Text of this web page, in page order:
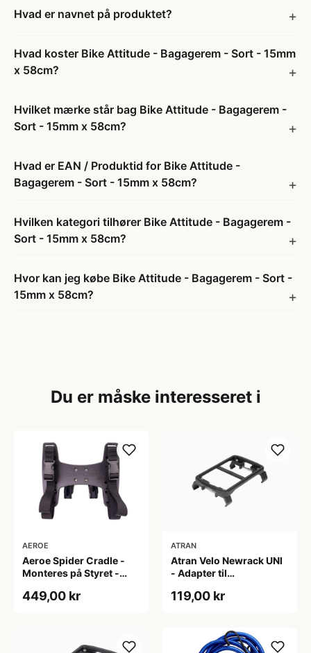
Hvad er navnet på produktet?
Hvad koster Bike Attitude - Bagagerem - Sort - 15mm
x 58cm?
Hvilket mærke står bag Bike Attitude - Bagagerem -
Sort - 15mm x 58cm?
Hvad er EAN / Produktid for Bike Attitude -
Bagagerem - Sort - 15mm x 58cm?
Hvilken kategori tilhører Bike Attitude - Bagagerem -
Sort - 15mm x 58cm?
Hvor kan jeg købe Bike Attitude - Bagagerem - Sort -
15mm x 58cm?
Du er måske interesseret i
AEROE
Aeroe Spider Cradle -
Monteres på Styret -
449,00 kr
ATRAN
Atran Velo Newrack UNI
- Adapter til
mm - Sort
119,00 kr